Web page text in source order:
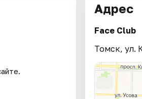
Адрес
Face Club
Томск, ул.